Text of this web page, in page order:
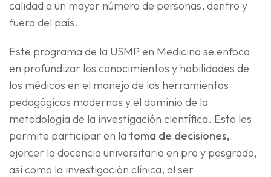
calidad a un mayor número de personas, dentro y
fuera del país.
Este programa de la USMP en Medicina se enfoca
en profundizar los conocimientos y habilidades de
los médicos en el manejo de las herramientas
pedagógicas modernas y el dominio de la
metodología de la investigación científica. Esto les
permite participar en la toma de decisiones,
ejercer la docencia universitaria en pre y posgrado,
así como la investigación clínica, al ser